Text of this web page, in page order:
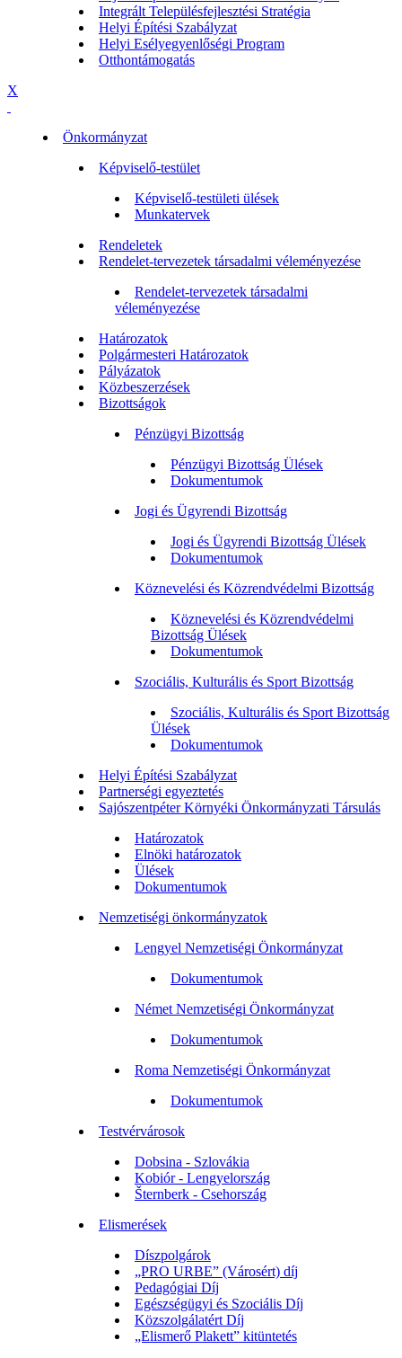
Integrált Településfejlesztési Stratégia
Helyi Építési Szabályzat
Helyi Esélyegyenlőségi Program
Otthontámogatás
X
Önkormányzat
Képviselő-testület
Képviselő-testületi ülések
Munkatervek
Rendeletek
Rendelet-tervezetek társadalmi véleményezése
Rendelet-tervezetek társadalmi
véleményezése
Határozatok
Polgármesteri Határozatok
Pályázatok
Közbeszerzések
Bizottságok
Pénzügyi Bizottság
Pénzügyi Bizottság Ülések
Dokumentumok
Jogi és Ügyrendi Bizottság
Jogi és Ügyrendi Bizottság Ülések
Dokumentumok
Köznevelési és Közrendvédelmi Bizottság
Köznevelési és Közrendvédelmi
Bizottság Ülések
Dokumentumok
Szociális, Kulturális és Sport Bizottság
Szociális, Kulturális és Sport Bizottság
Ülések
Dokumentumok
Helyi Építési Szabályzat
Partnerségi egyeztetés
Sajószentpéter Környéki Önkormányzati Társulás
Határozatok
Elnöki határozatok
Ülések
Dokumentumok
Nemzetiségi önkormányzatok
Lengyel Nemzetiségi Önkormányzat
Dokumentumok
Német Nemzetiségi Önkormányzat
Dokumentumok
Roma Nemzetiségi Önkormányzat
Dokumentumok
Testvérvárosok
Dobsina - Szlovákia
Kobiór - Lengyelország
Šternberk - Csehország
Elismerések
Díszpolgárok
„PRO URBE” (Városért) díj
Pedagógiai Díj
Egészségügyi és Szociális Díj
Közszolgálatért Díj
„Elismerő Plakett” kitüntetés